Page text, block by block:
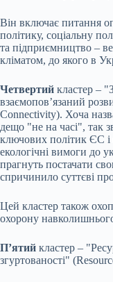
Він включає питання
політику, соціальну
та підприємництво –
кліматом, до якого в
Четвертий кластер –
взаємопов’язаний
Connectivity). Хоча
дещо "не на часі", так
ключових політик ЄС
екологічні вимоги до
прагнуть постачати
спричинило суттєві
Цей кластер також
охорону
П’ятий кластер –
згуртованості"